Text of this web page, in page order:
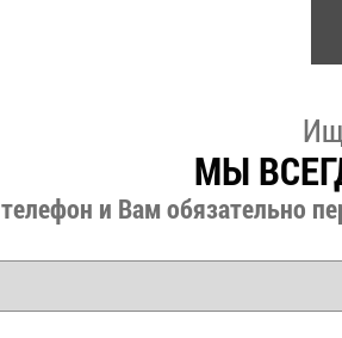
МЫ
и Вам обязательно